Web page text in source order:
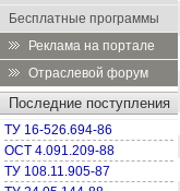
Бесплатные программы
Реклама на портале
Отраслевой форум
Последние поступления
ТУ 16-526.694-86
ОСТ 4.091.209-88
ТУ 108.11.905-87